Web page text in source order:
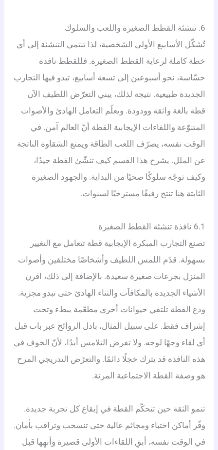
تُشكّل الأسابيع الأولى الشخصية، لذا تنتمي التنشئة إلى أي
خطة كاملة لرعاية القطط الصغيرة. فللقطط نافذة
حسّاسة، نحو أسبوعين إلى تسعة أسابيع، تبدو فيها التجارب
الجديدة طبيعية. نتيجة لذلك، يبني التعرّض اللطيف الآن
قطة بالغة واثقة وودودة. ويعلّم التعامل الهادئ والأصوات
المتنوّعة واللقاءات الإيجابية القطة أنّ العالم آمن. في
الوقت نفسه، يصرّف اللعب الطاقة ويمنع الشقاوة الناتجة
عن الملل. يشرح هذا القسم كيف تنشّئ القطة جيدًا،
وكيف توجّه سلوكًا صحيًا من البداية. والجهود الصغيرة
الثابتة هنا تنتج رفيقًا مسترخيًا لسنوات.
6.1 نافذة تنشئة القطط الصغيرة
تصنع التجارب المبكرة الإيجابية قطة تتعامل مع التغيير
بسهولة. قدّم اللمس اللطيف وأشخاصًا مختلفين وأصوات
المنزل بجرعات صغيرة سعيدة. بالإضافة إلى ذلك، اقرن
الأشياء الجديدة بالمكافآت والثناء الهادئ حتى تبدو مجزية.
ودع القطة تلتقي حيوانات أخرى مطعّمة ببطء وتحت
إشراف فقط. على سبيل المثال، بادل الروائح عبر باب قبل
أي لقاء وجهًا لوجه. ولا تفرض التلامس أبدًا، لأنّ الخوف في
هذه النافذة قد يترك خجلًا دائمًا. والتعرّض التدريجي المرح
هو وصفة القطة الاجتماعية المرنة.
تنمو الثقة حين تتحكّم القطة في إيقاع كل تجربة جديدة.
وفّر أماكن اختباء ومجاثم عالية حتى تنسحب وتراقب بأمان.
في الوقت نفسه، أبقِ اللقاءات الأولى قصيرة وأنهِها قبل